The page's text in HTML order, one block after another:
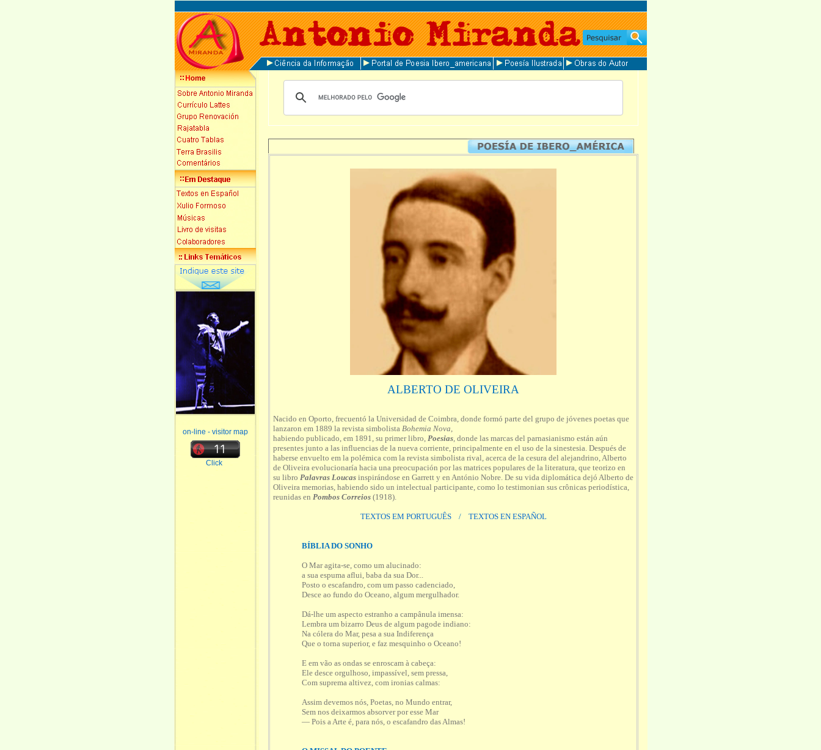
on-line - visitor map
Click
ALBERTO DE OLIVEIRA
Nacido en Oporto, frecuentó la Universidad de Coimbra, donde formó parte del grupo de jóvenes poetas que
lanzaron em 1889 la revista simbolista Bohemia Nova,
habiendo publicado, em 1891, su primer libro, Poesias, donde las marcas del parnasianismo están aún
presentes junto a las influencias de la nueva corriente, principalmente en el uso de la sinestesia. Después de
haberse envuelto em la polémica com la revista simbolista rival, acerca de la cesura del alejandrino, Alberto
de Oliveira evolucionaría hacia una preocupación por las matrices populares de la literatura, que teorizo en
su libro Palavras Loucas inspirándose en Garrett y en António Nobre. De su vida diplomática dejó Alberto de
Oliveira memorias, habiendo sido un intelectual participante, como lo testimonian sus crônicas periodística,
reunidas en Pombos Correios (1918).
TEXTOS EM PORTUGUÊS/ TEXTOS EN ESPAÑOL
BÍBLIA DO SONHO
O Mar agita-se, como um alucinado:
a sua espuma aflui, baba da sua Dor...
Posto o escafandro, com um passo cadenciado,
Desce ao fundo do Oceano, algum mergulhador.
Dá-lhe um aspecto estranho a campânula imensa:
Lembra um bizarro Deus de algum pagode indiano:
Na cólera do Mar, pesa a sua Indiferença
Que o torna superior, e faz mesquinho o Oceano!
E em vão as ondas se enroscam à cabeça:
Ele desce orgulhoso, impassível, sem pressa,
Com suprema altivez, com ironias calmas:
Assim devemos nós, Poetas, no Mundo entrar,
Sem nos deixarmos absorver por esse Mar
— Pois a Arte é, para nós, o escafandro das Almas!